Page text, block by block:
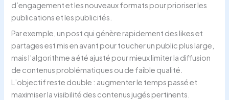
d’engagement et les nouveaux formats pour prioriser les
publications et les publicités.
Par exemple, un post qui génère rapidement des likes et
partages est mis en avant pour toucher un public plus large,
mais l’algorithme a été ajusté pour mieux limiter la diffusion
de contenus problématiques ou de faible qualité.
L’objectif reste double : augmenter le temps passé et
maximiser la visibilité des contenus jugés pertinents.